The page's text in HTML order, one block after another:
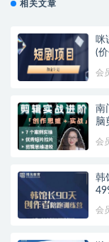
相关文章
咪
(
会
南
脑
会
韩
会